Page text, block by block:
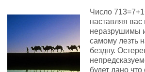
Число
наставляя
неразрушимы
самому лезть
бездну.
будет дано